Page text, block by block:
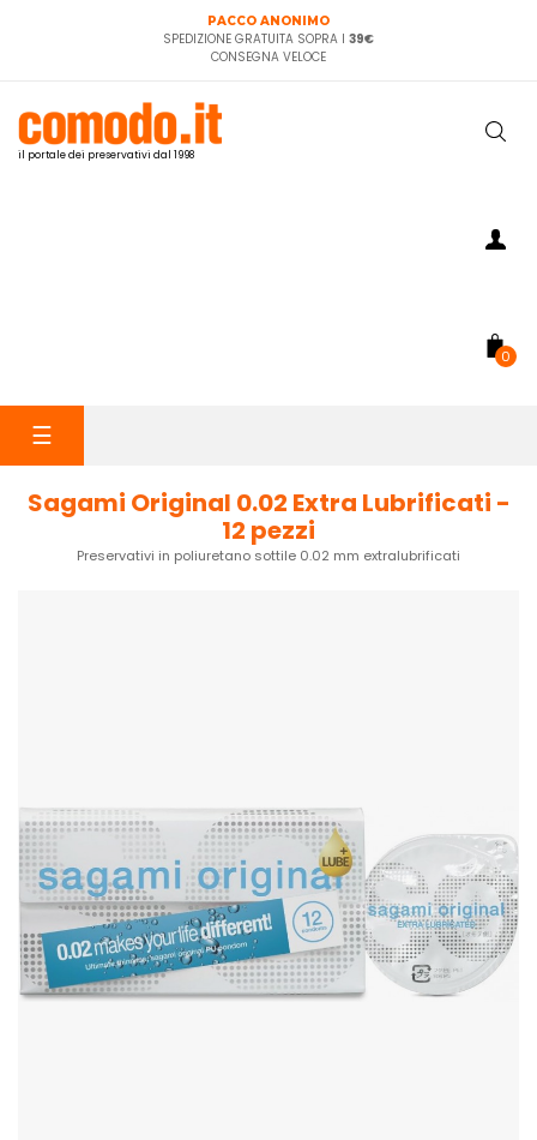
PACCO ANONIMO
SPEDIZIONE GRATUITA SOPRA I 39€
CONSEGNA VELOCE
il portale dei preservativi dal 1998
0
navigazione
☰
Sagami Original 0.02 Extra Lubrificati -
12 pezzi
Preservativi in poliuretano sottile 0.02 mm extralubrificati